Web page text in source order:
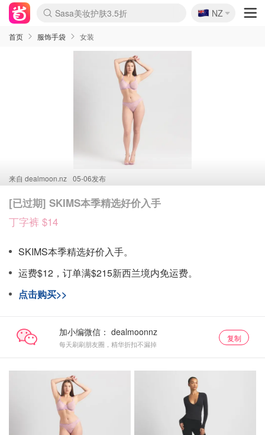
lululemon折扣上新
Sasa美妆护肤3.5折
SSENSE年中2.5折
FreshBeauty好价汇总
Cettire降价+叠9折
WWS Coles超市实拍
viagogo二手票捡漏
Myer超级周末
The Outnet奢牌1折起
David Jones 3折起
Flannels大牌1折
Perfumes Club护肤1折
AMIRO面罩$251
Amazon折扣汇总
eToro入金$200送$50
Amazon数码好物
ICONIC本周7.5折
ThedoubleF高奢地板价
Moose Knuckles 6折
丝芙兰5折起
EUFY摄像头$98
Selenichast首饰2折
Trip机票酒店促销
YSL送5件彩妆礼
Amazon家居好物
Amazon美妆护肤
雅漾大喷$8
过敏原检测盒$33
伊索独家赠50ml沐浴露
科颜氏高保湿面霜$29
SEALIFE海洋馆门票6折
丝塔芙大白罐$16
订阅Newsletter送香薰
Cult Beauty 6.8折
Harrods圣诞日历$525
LN-CC奢牌私促3折
d'Alba空姐喷雾$16
EVE LOM套装£56
Bernardelli独家4折
Adore Beauty 6折起
CT圣诞日历
Mytheresa奢品2.7折
Luxury Escapes 9折
Currentbody美容仪$881
MOON Garden Live
Roborock扫地机$649
Tingo Life水杯$24
Valentino官网5折
CR洗护套装$23
修丽可4件套$159
Myer彩妆2件7折
GANNI官网4.5折
Stylevana韩妆4折
Tessabit高奢8.5折
OGX洗发水$11
Amazon阿德莱德次日达
卡诗8.5折+赠礼
Philips Hue灯具8折
🇳🇿
NZ
首页 服饰手袋 女装
来自 dealmoon.nz 05-06发布
[已过期] SKIMS本季精选好价入手
丁字裤 $14
SKIMS本季精选好价入手。
运费$12，订单满$215新西兰境内免运费。
点击购买>>
加小编微信：
每天刷刷朋友圈，精华折扣不漏掉
复制